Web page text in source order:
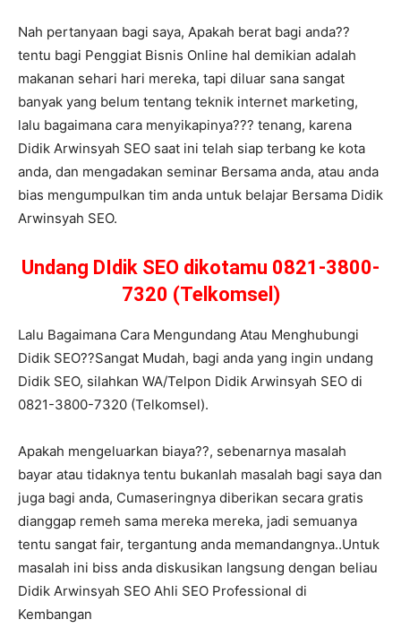
Nah pertanyaan bagi saya, Apakah berat bagi anda??
tentu bagi Penggiat Bisnis Online hal demikian adalah
makanan sehari hari mereka, tapi diluar sana sangat
banyak yang belum tentang teknik internet marketing,
lalu bagaimana cara menyikapinya??? tenang, karena
Didik Arwinsyah SEO saat ini telah siap terbang ke kota
anda, dan mengadakan seminar Bersama anda, atau anda
bias mengumpulkan tim anda untuk belajar Bersama Didik
Arwinsyah SEO.
Undang DIdik SEO dikotamu 0821-3800-
7320 (Telkomsel)
Lalu Bagaimana Cara Mengundang Atau Menghubungi
Didik SEO??Sangat Mudah, bagi anda yang ingin undang
Didik SEO, silahkan WA/Telpon Didik Arwinsyah SEO di
0821-3800-7320 (Telkomsel).
Apakah mengeluarkan biaya??, sebenarnya masalah
bayar atau tidaknya tentu bukanlah masalah bagi saya dan
juga bagi anda, Cumaseringnya diberikan secara gratis
dianggap remeh sama mereka mereka, jadi semuanya
tentu sangat fair, tergantung anda memandangnya..Untuk
masalah ini biss anda diskusikan langsung dengan beliau
Didik Arwinsyah SEO Ahli SEO Professional di
Kembangan